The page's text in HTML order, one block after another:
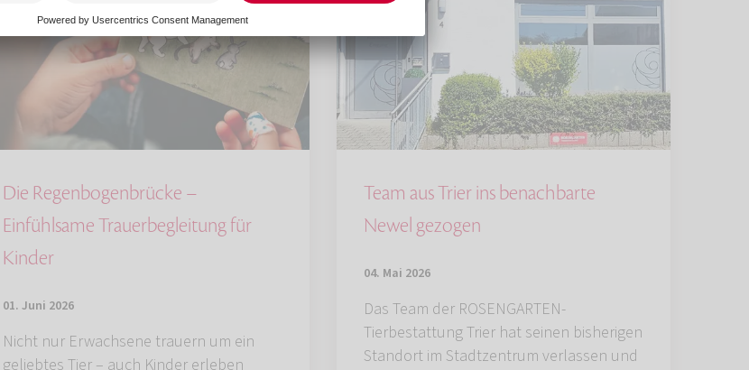
Die Regenbogenbrücke –
Einfühlsame Trauerbegleitung für
Kinder
01. Juni 2026
Nicht nur Erwachsene trauern um ein
geliebtes Tier – auch Kinder erleben
Team aus Trier ins benachbarte
Newel gezogen
04. Mai 2026
Das Team der ROSENGARTEN-
Tierbestattung Trier hat seinen bisherigen
Standort im Stadtzentrum verlassen und